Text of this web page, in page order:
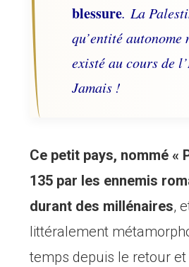
blessure. La
qu’entité autonome
existé au cours de
Jamais !
Ce petit pays, nommé «
135 par les ennemis
durant des millénaires,
littéralement
temps depuis le retour